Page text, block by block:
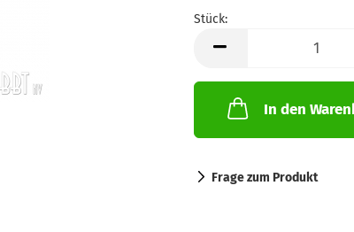
Stück:
Stück
In den
Frage zum Produkt